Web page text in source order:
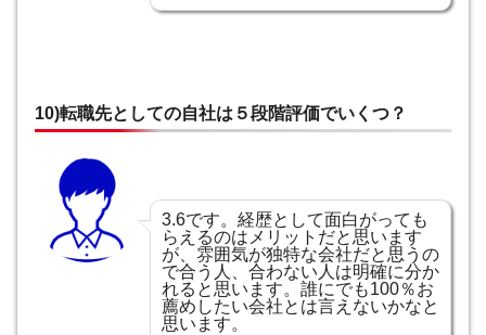
10)転職先としての自社は５段階評価でいくつ？
3.6です。経歴として面白がっても
らえるのはメリットだと思います
が、雰囲気が独特な会社だと思うの
で合う人、合わない人は明確に分か
れると思います。誰にでも100％お
薦めしたい会社とは言えないかなと
思います。